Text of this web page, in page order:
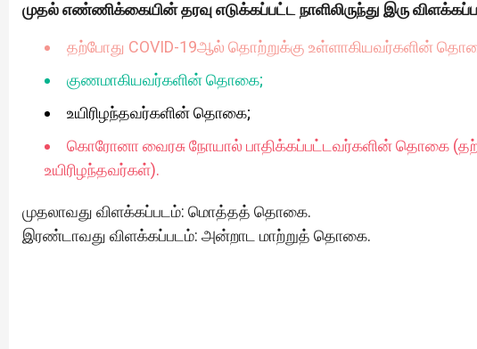
முதல் எண்ணிக்கையின் தரவு எடுக்கப்பட்ட நாளிலிருந்து இரு
தற்போது COVID-19ஆல் தொற்றுக்கு உள்ளாகியவர்களின்
குணமாகியவர்களின் தொகை;
உயிரிழந்தவர்களின் தொகை;
கொரோனா வைரசு நோயால் பாதிக்கப்பட்டவர்களின் தொகை
உயிரிழந்தவர்கள்).
முதலாவது விளக்கப்படம்: மொத்தத் தொகை.
இரண்டாவது விளக்கப்படம்: அன்றாட மாற்றுத் தொகை.